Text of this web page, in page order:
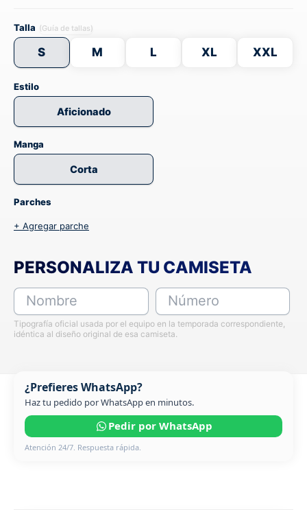
Talla (Guía de tallas)
S M L XL XXL
Estilo
Aficionado
Manga
Corta
Parches
+ Agregar parche
PERSONALIZA TU CAMISETA
Nombre Número
Tipografía oficial usada por el equipo en la temporada correspondiente,
idéntica al diseño original de esa camiseta.
¿Prefieres WhatsApp?
Haz tu pedido por WhatsApp en minutos.
Pedir por WhatsApp
Atención 24/7. Respuesta rápida.